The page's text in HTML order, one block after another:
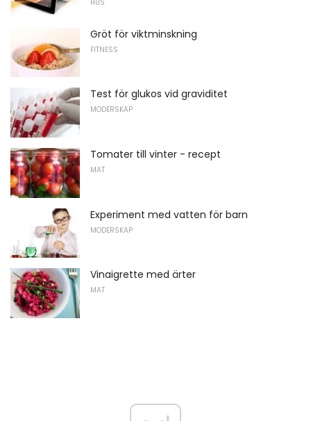
HUS
Gröt för viktminskning
FITNESS
Test för glukos vid graviditet
MODERSKAP
Tomater till vinter - recept
MAT
Experiment med vatten för barn
MODERSKAP
Vinaigrette med ärter
MAT